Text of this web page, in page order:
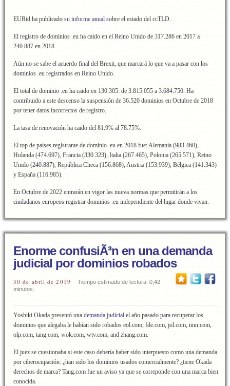
EURid ha publicado su informe anual sobre el estado del ccTLD.
El registro de dominios .eu ha caido en el Reino Unido de 317.286 en 2017 a
240.887 en 2018.
Aún no se sabe el acuerdo final del Brexit, que marcará lo que va a pasar con los
dominios .eu registrados en Reino Unido.
El total de dominio .eu ha caido en 130.305: de 3.815.055 a 3.684.750. Ha
contribuido a este descenso la suspensión de 36.520 dominios en Octubre de 2018
por tener datos incorrectos de registro.
La tasa de renovación ha caido del 81.9% al 78.75%.
El top de países registrante de dominio .eu en 2018 fue: Alemania (983.460),
Holanda (474.697), Francia (330.323), Italia (267.465), Polonia (265.571), Reino
Unido (240.887), República Checa (156.868), Austria (153.939), Bélgica (141.343)
y España (116.985).
En Octubre de 2022 entrarán en vigor las nueva normas que permitirán a los
ciudadanos europeos registrar dominios .eu independiente del lugar donde vivan.
Enorme confusiÃ³n en una demanda
judicial por dominios robados
30 de abril de 2019
Tiempo estimado de lectura: 0,42
minutos.
Yoshiki Okada presentó una demanda judicial el año pasado para recuperar los
dominios que alegaba le habían sido robados eol.com, fde.com, jol.com, nnn.com,
olp.com, tang.com, wok.com, wtv.com, and zhang.com.
El juez se cuestionaba si este caso debería haber sido interpuesto como una demanda
por ciberocupación: ¿han sido los dominios usados comercialmente? ¿tiene Okada
derechos de marca? Tang.com fue un aviso ya que se correponde con una marca bien
conocida.